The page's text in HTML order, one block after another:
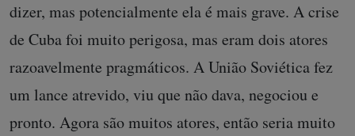
dizer, mas potencialmente ela é mais grave. A crise
de Cuba foi muito perigosa, mas eram dois atores
razoavelmente pragmáticos. A União Soviética fez
um lance atrevido, viu que não dava, negociou e
pronto. Agora são muitos atores, então seria muito